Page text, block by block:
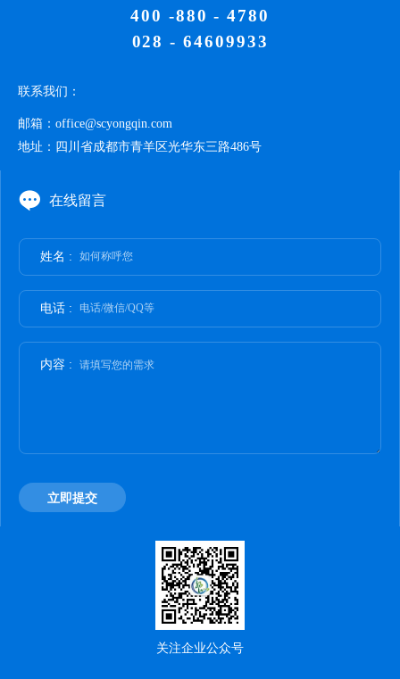
400 -880 - 4780
028 - 64609933
联系我们：
邮箱： office@scyongqin.com
地址： 四川省成都市青羊区光华东三路486号
在线留言
姓名 : 如何称呼您
电话 : 电话/微信/QQ等
内容 : 请填写您的需求
立即提交
关注企业公众号